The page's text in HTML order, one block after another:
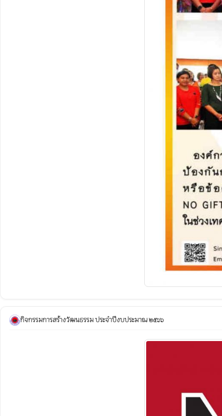
กิจกรรมการสร้างวัฒนธรรม ประจำปีงบประมาณ ๒๕๖๖